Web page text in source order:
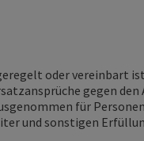
oder vereinbart
gegen
für
und sonstigen